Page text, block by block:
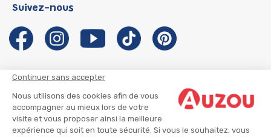
Continuer sans accepter
Nous utilisons des cookies afin de vous
accompagner au mieux lors de votre
visite et vous proposer ainsi la meilleure
expérience qui soit en toute sécurité. Si vous le souhaitez, vous
Les Influenceuses
Migali
Petite Taupe
Notre histoire
Auzou s'engage
Auteurs et illustrateurs Auzou
Suivre mon colis
Infos consommateur
Suivez-nous
CGU
CGV